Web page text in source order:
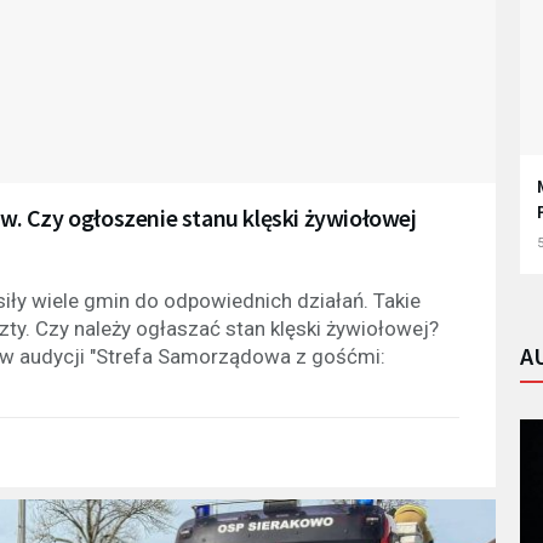
Czy ogłoszenie stanu klęski żywiołowej
wiele gmin do odpowiednich działań. Takie
Czy należy ogłaszać stan klęski żywiołowej?
audycji "Strefa Samorządowa z gośćmi: